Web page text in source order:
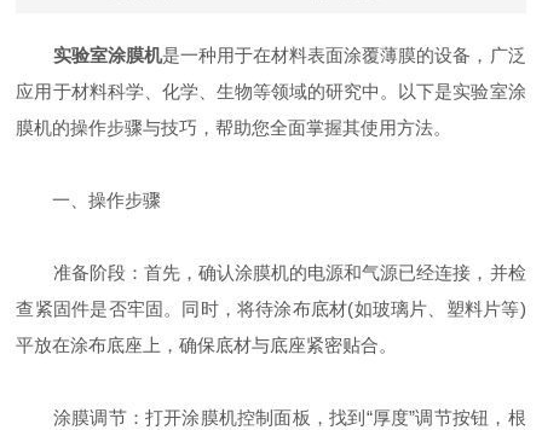
实验室涂膜机是一种用于在材料表面涂覆薄膜的设备，广泛
应用于材料科学、化学、生物等领域的研究中。以下是实验室涂
膜机的操作步骤与技巧，帮助您全面掌握其使用方法。
一、操作步骤
准备阶段：首先，确认涂膜机的电源和气源已经连接，并检
查紧固件是否牢固。同时，将待涂布底材(如玻璃片、塑料片等)
平放在涂布底座上，确保底材与底座紧密贴合。
涂膜调节：打开涂膜机控制面板，找到“厚度”调节按钮，根